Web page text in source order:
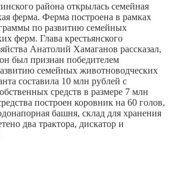
района открылась семейная
ферма. Ферма построена в рамках
по развитию семейных
ферм. Глава крестьянского
Анатолий Хамаганов рассказал,
был признан победителем
семейных животноводческих
составила 10 млн рублей с
средств в размере 7 млн
построен коровник на 60 голов,
башня, склад для хранения
два трактора, дискатор и